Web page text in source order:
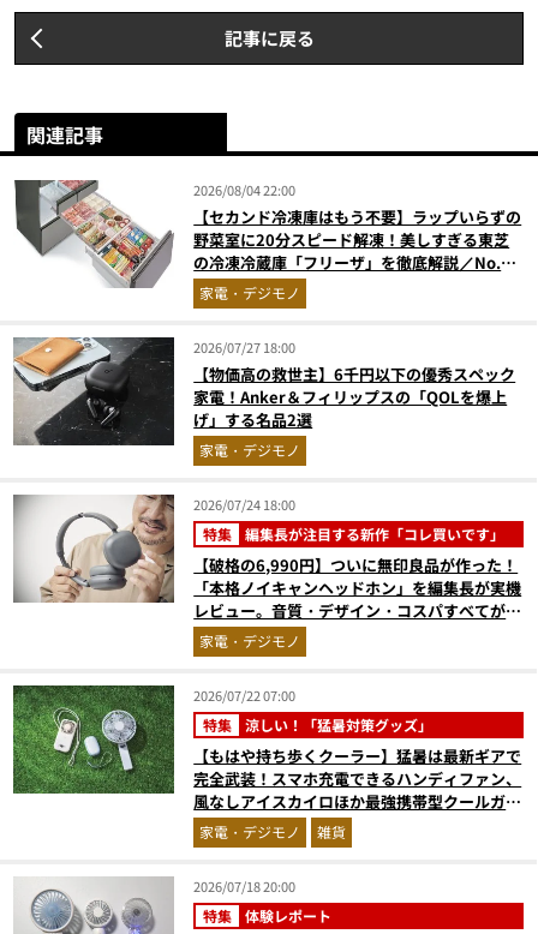
記事に戻る
関連記事
2026/08/04 22:00
【セカンド冷凍庫はもう不要】ラップいらずの
野菜室に20分スピード解凍！美しすぎる東芝
の冷凍冷蔵庫「フリーザ」を徹底解説／No.1
モノ雑誌編集長が選ぶ『センスがいい家電』
Vol.10
家電・デジモノ
2026/07/27 18:00
【物価高の救世主】6千円以下の優秀スペック
家電！Anker＆フィリップスの「QOLを爆上
げ」する名品2選
家電・デジモノ
2026/07/24 18:00
特集 編集長が注目する新作「コレ買いです」
【破格の6,990円】ついに無印良品が作った！
「本格ノイキャンヘッドホン」を編集長が実機
レビュー。音質・デザイン・コスパすべてが大
正解だった『コレ買いです』Vol.171
家電・デジモノ
2026/07/22 07:00
特集 涼しい！「猛暑対策グッズ」
【もはや持ち歩くクーラー】猛暑は最新ギアで
完全武装！スマホ充電できるハンディファン、
風なしアイスカイロほか最強携帯型クールガジ
ェット4選
家電・デジモノ 雑貨
2026/07/18 20:00
特集 体験レポート